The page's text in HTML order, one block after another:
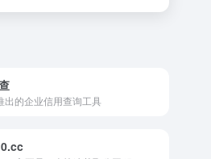
出的企业信用查询工具